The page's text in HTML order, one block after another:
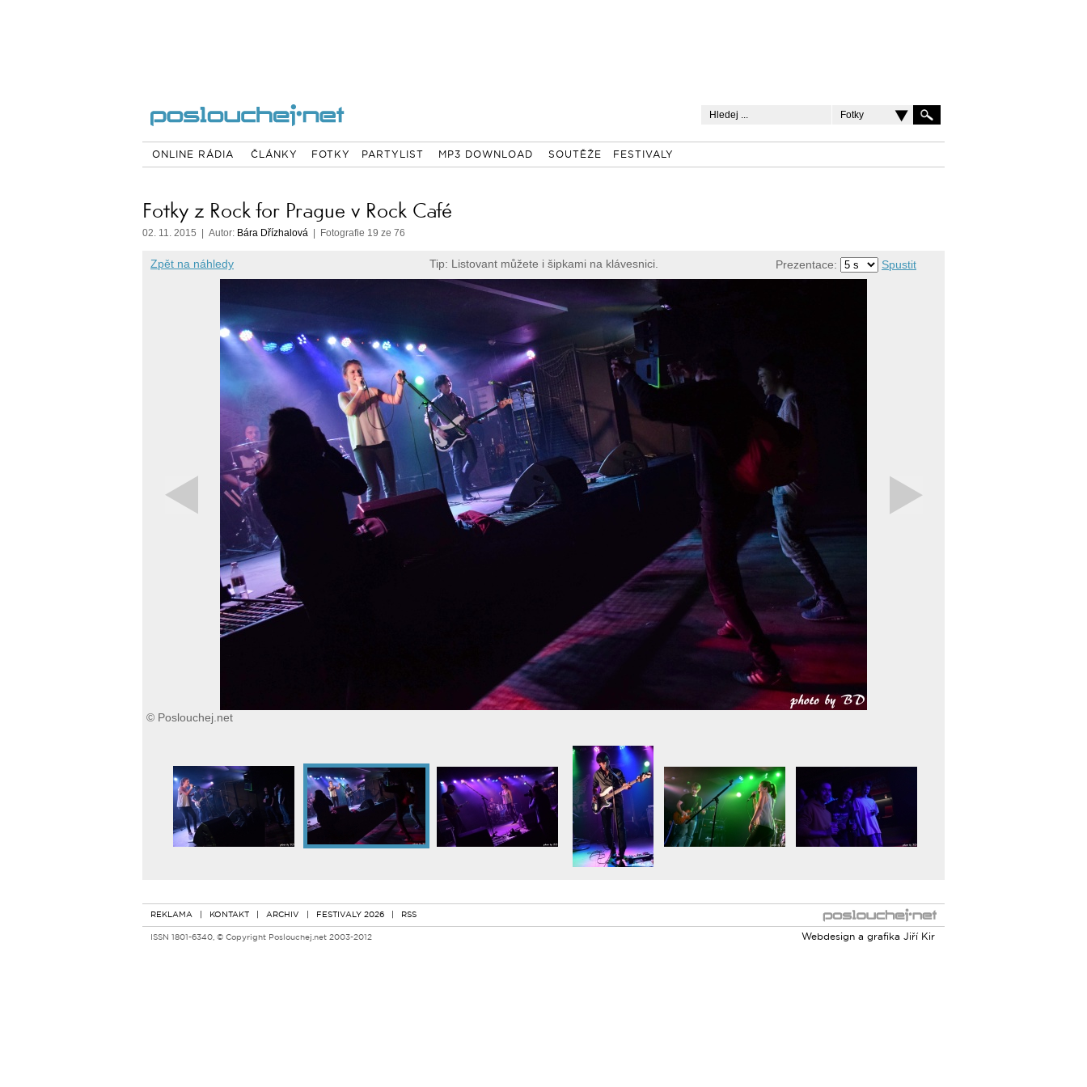
Fotky
ONLINE RÁDIA ČLÁNKY FOTKY PARTYLIST MP3 DOWNLOAD SOUTĚŽE FESTIVALY
Fotky z Rock for Prague v Rock Café
02. 11. 2015 | Autor: Bára Dřízhalová | Fotografie 19 ze 76
Zpět na náhledy Tip: Listovant můžete i šipkami na klávesnici. Prezentace: Spustit
© Poslouchej.net
REKLAMA | KONTAKT | ARCHIV | FESTIVALY 2026 | RSS
ISSN 1801-6340, © Copyright Poslouchej.net 2003-2012
Webdesign a grafika Jiří Kir